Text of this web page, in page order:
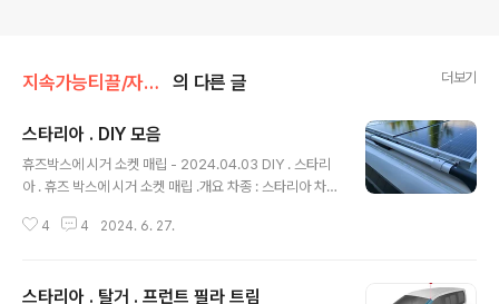
지속가능티끌/자동차 의 다른 글 더보기
스타리아 . DIY 모음
휴즈박스에 시거 소켓 매립 - 2024.04.03 DIY . 스타리
아 . 휴즈 박스에 시거 소켓 매립 .개요 차종 : 스타리아 차량
대한 안 보이게 처리하려고 함. 사전 준비 1. DIY 용으로 판
폰 충전 케이블 매립- 2024.04.03 DIY . 스타리아 . 운전
4 4 2024. 6. 27.
스타리아 . 탈거 . 프런트 필라 트림